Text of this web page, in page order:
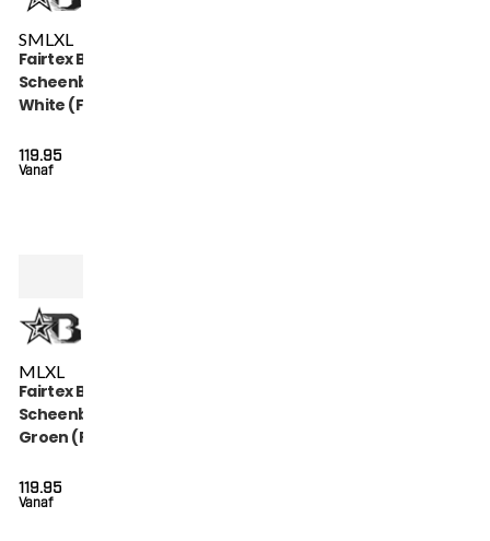
SML XL
Fairtex Booster
Scheenbeschermers
White (FXB SG
Vanaf
119.95
MLXL
Fairtex Booster
Scheenbeschermers
Groen (FXB SG
Vanaf
119.95